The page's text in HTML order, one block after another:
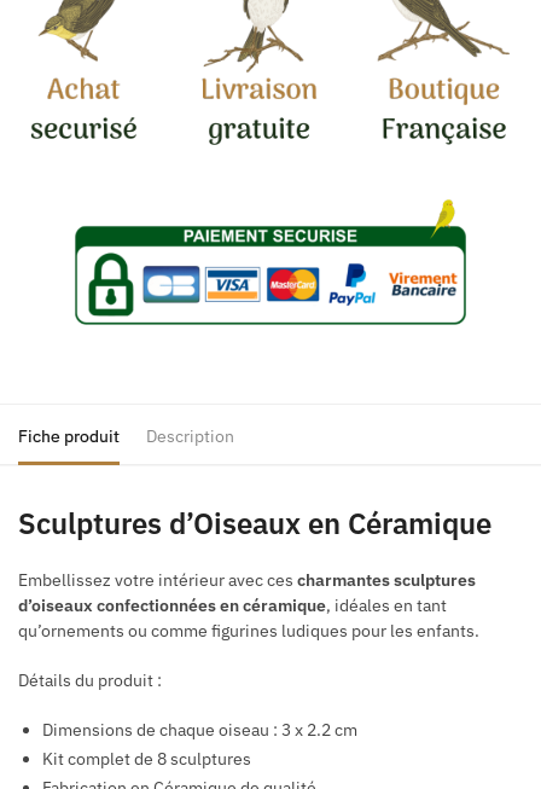
Fiche produit Description
Sculptures d’Oiseaux en Céramique
Embellissez votre intérieur avec ces charmantes sculptures
d’oiseaux confectionnées en céramique, idéales en tant
qu’ornements ou comme figurines ludiques pour les enfants.
Détails du produit :
Dimensions de chaque oiseau : 3 x 2.2 cm
Kit complet de 8 sculptures